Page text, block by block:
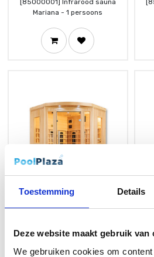
Toestemming Details
Deze website maakt gebruik van
We gebruiken cookies om
[85000001] Infrarood sauna
Mariana - 1 persoons
3 tot 4 personen